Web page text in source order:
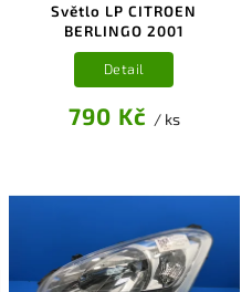
Světlo LP CITROEN
BERLINGO 2001
790 Kč / ks
Detail